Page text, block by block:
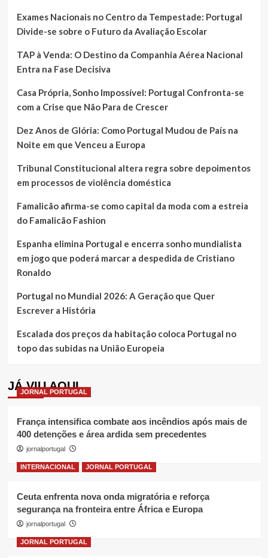
Exames Nacionais no Centro da Tempestade: Portugal
Divide-se sobre o Futuro da Avaliação Escolar
TAP à Venda: O Destino da Companhia Aérea Nacional
Entra na Fase Decisiva
Casa Própria, Sonho Impossível: Portugal Confronta-se
com a Crise que Não Para de Crescer
Dez Anos de Glória: Como Portugal Mudou de País na
Noite em que Venceu a Europa
Tribunal Constitucional altera regra sobre depoimentos
em processos de violência doméstica
Famalicão afirma-se como capital da moda com a estreia
do Famalicão Fashion
Espanha elimina Portugal e encerra sonho mundialista
em jogo que poderá marcar a despedida de Cristiano
Ronaldo
Portugal no Mundial 2026: A Geração que Quer
Escrever a História
Escalada dos preços da habitação coloca Portugal no
topo das subidas na União Europeia
JÁ VIU AQUI
JORNAL PORTUGAL
França intensifica combate aos incêndios após mais de
400 detenções e área ardida sem precedentes
jornalportugal
INTERNACIONAL JORNAL PORTUGAL
Ceuta enfrenta nova onda migratória e reforça
segurança na fronteira entre África e Europa
jornalportugal
JORNAL PORTUGAL